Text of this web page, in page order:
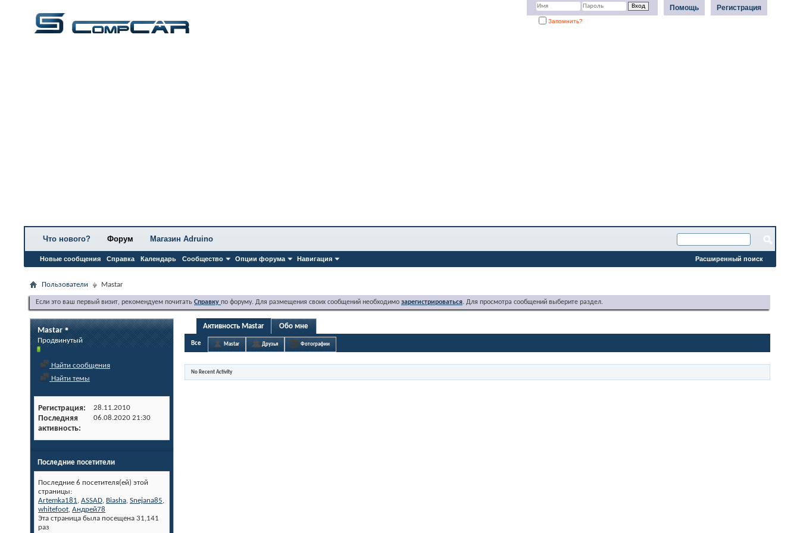
Регистрация
Помощь
Запомнить?
Что нового? Форум
Новые сообщения Справка Календарь Сообщество Опции форума Навигация
Магазин Adruino
Расширенный поиск
Пользователи Mastar
Если это ваш первый визит, рекомендуем почитать Справку по форуму. Для размещения своих сообщений необходимо зарегистрироваться. Для просмотра сообщений выберите раздел.
Mastar
Продвинутый
Найти сообщения
Найти темы
Регистрация 28.11.2010
Последняя
активность
06.08.2020 21:30
Последние посетители
Последние 6 посетителя(ей) этой
страницы:
Artemka181, ASSAD, Biasha, Snejana85,
whitefoot, Андрей78
Эта страница была посещена 31,141
раз
Активность Mastar Обо мне
Все Mastar Друзья Фотографии
No Recent Activity